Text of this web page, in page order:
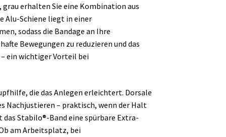
erhalten Sie eine Kombination aus
Alu-Schiene liegt in einer
sodass die Bandage an Ihre
Bewegungen zu reduzieren und das
ein wichtiger Vorteil bei
die das Anlegen erleichtert. Dorsale
Nachjustieren – praktisch, wenn der Halt
Stabilo®-Band eine spürbare Extra-
am Arbeitsplatz, bei